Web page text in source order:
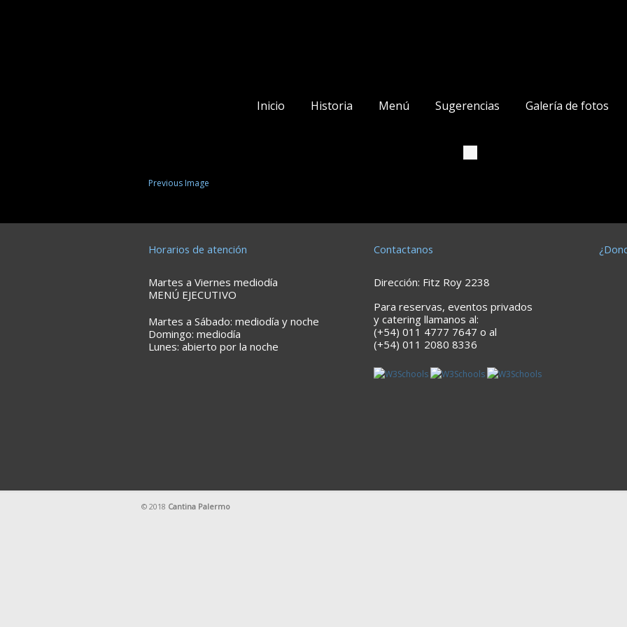
Inicio Historia Menú Sugerencias Galería de fotos
Previous Image
Horarios de atención
Martes a Viernes mediodía
MENÚ EJECUTIVO
Martes a Sábado: mediodía y noche
Domingo: mediodía
Lunes: abierto por la noche
Contactanos
Dirección: Fitz Roy 2238
Para reservas, eventos privados
y catering llamanos al:
(+54) 011 4777 7647 o al
(+54) 011 2080 8336
© 2018 Cantina Palermo